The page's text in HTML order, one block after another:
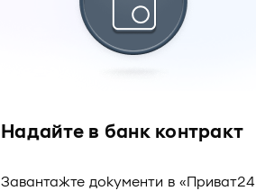
Надайте в банк контракт
Завантажте документи в «Приват24